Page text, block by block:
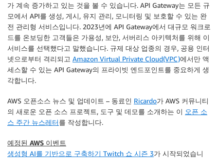
가 계속 증가하고 있는 것을 볼 수 있습니다. API Gateway는 모든 규
모에서 API를 생성, 게시, 유지 관리, 모니터링 및 보호할 수 있는 완
전 관리형 서비스입니다. 2023년에 API Gateway에서 대규모 워크로
드를 온보딩한 고객들은 가용성, 보안, 서버리스 아키텍처를 위해 이
서비스를 선택했다고 말했습니다. 규제 대상 업종의 경우, 공용 인터
넷으로부터 격리되고 Amazon Virtual Private Cloud(VPC)에서만 액
세스할 수 있는 API Gateway의 프라이빗 엔드포인트를 중요하게 생
각합니다.
AWS 오픈소스 뉴스 및 업데이트 – 동료인 Ricardo가 AWS 커뮤니티
의 새로운 오픈 소스 프로젝트, 도구 및 데모를 소개하는 이 오픈 소
스 주간 뉴스레터를 작성합니다.
예정된 AWS 이벤트
생성형 AI를 기반으로 구축하기 Twitch 쇼 시즌 3가 시작되었습니